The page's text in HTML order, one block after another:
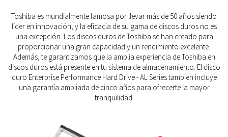
Toshiba es mundialmente famosa por llevar más de 50 años siendo
líder en innovación, y la eficacia de su gama de discos duros no es
una excepción. Los discos duros de Toshiba se han creado para
proporcionar una gran capacidad y un rendimiento excelente.
Además, te garantizamos que la amplia experiencia de Toshiba en
discos duros está presente en tu sistema de almacenamiento. El disco
duro Enterprise Performance Hard Drive - AL Series también incluye
una garantía ampliada de cinco años para ofrecerte la mayor
tranquilidad.